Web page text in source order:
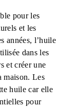
pour les
et les
années, l’huile
dans les
et créer une
maison. Les
huile car elle
pour